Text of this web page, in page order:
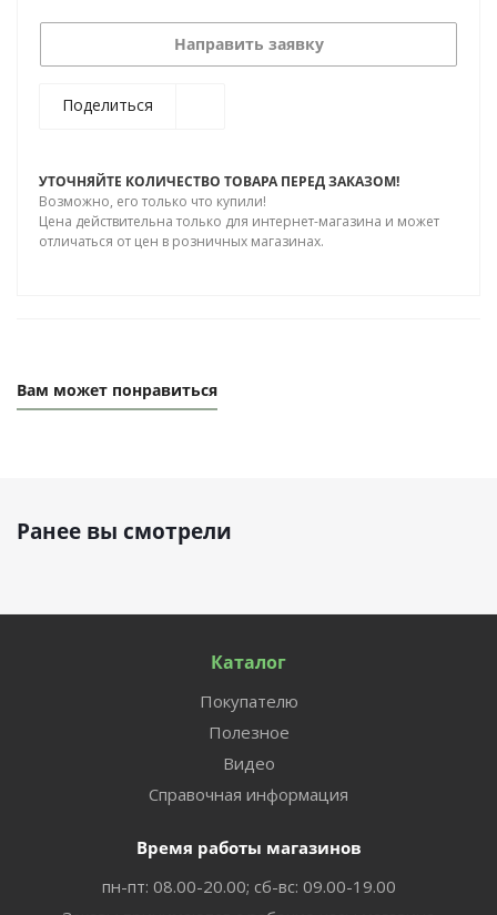
Направить заявку
Поделиться
УТОЧНЯЙТЕ КОЛИЧЕСТВО ТОВАРА ПЕРЕД ЗАКАЗОМ!
Возможно, его только что купили!
Цена действительна только для интернет-магазина и может
отличаться от цен в розничных магазинах.
Вам может понравиться
Ранее вы смотрели
Каталог
Покупателю
Полезное
Видео
Справочная информация
Время работы магазинов
пн-пт: 08.00-20.00; сб-вс: 09.00-19.00